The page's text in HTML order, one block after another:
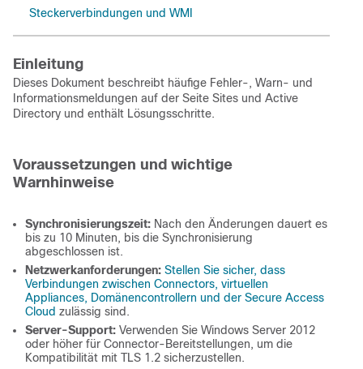
Steckerverbindungen und WMI
Einleitung
Dieses Dokument beschreibt häufige Fehler-, Warn- und
Informationsmeldungen auf der Seite Sites und Active
Directory und enthält Lösungsschritte.
Voraussetzungen und wichtige
Warnhinweise
Synchronisierungszeit: Nach den Änderungen dauert es
bis zu 10 Minuten, bis die Synchronisierung
abgeschlossen ist.
Netzwerkanforderungen: Stellen Sie sicher, dass
Verbindungen zwischen Connectors, virtuellen
Appliances, Domänencontrollern und der Secure Access
Cloud zulässig sind.
Server-Support: Verwenden Sie Windows Server 2012
oder höher für Connector-Bereitstellungen, um die
Kompatibilität mit TLS 1.2 sicherzustellen.